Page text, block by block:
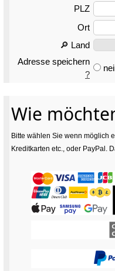
PLZ
Ort
🔎 Land
Adresse speichern
?
Wie
Bitte wählen Sie wenn möglich
Kreditkarten etc., oder PayPal.